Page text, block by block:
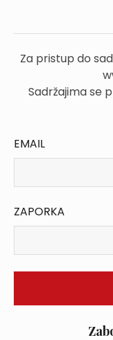
Za pristup do
Sadržajima se
EMAIL
ZAPORKA